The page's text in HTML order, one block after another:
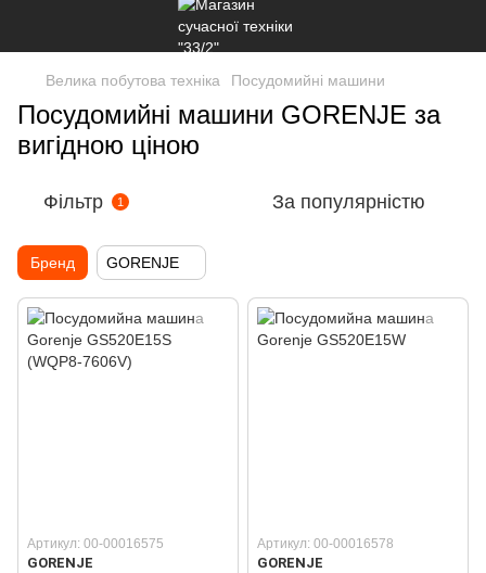
Велика побутова техніка Посудомийні машини
Посудомийні машини GORENJE за
вигідною ціною
Фільтр 1 За популярністю
Бренд GORENJE
Артикул: 00-00016575
GORENJE
Артикул: 00-00016578
GORENJE